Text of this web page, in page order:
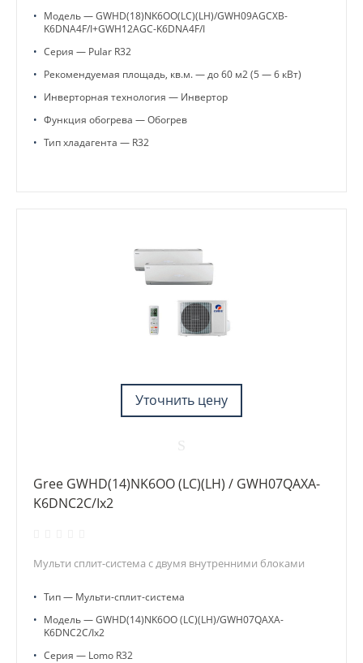
• Модель — GWHD(18)NK6OO(LC)(LH)/GWH09AGCXB-
K6DNA4F/I+GWH12AGC-K6DNA4F/I
• Серия — Pular R32
• Рекомендуемая площадь, кв.м. — до 60 м2 (5 — 6 кВт)
• Инверторная технология — Инвертор
• Функция обогрева — Обогрев
• Тип хладагента — R32
Уточнить цену
Gree GWHD(14)NK6OO (LC)(LH) / GWH07QAXA-
K6DNC2C/Ix2
Мульти сплит-система с двумя внутренними блоками
• Тип — Мульти-сплит-система
• Модель — GWHD(14)NK6OO (LC)(LH)/GWH07QAXA-
K6DNC2C/Ix2
• Серия — Lomo R32